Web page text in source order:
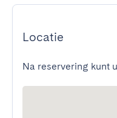
Locatie
Na reservering kunt